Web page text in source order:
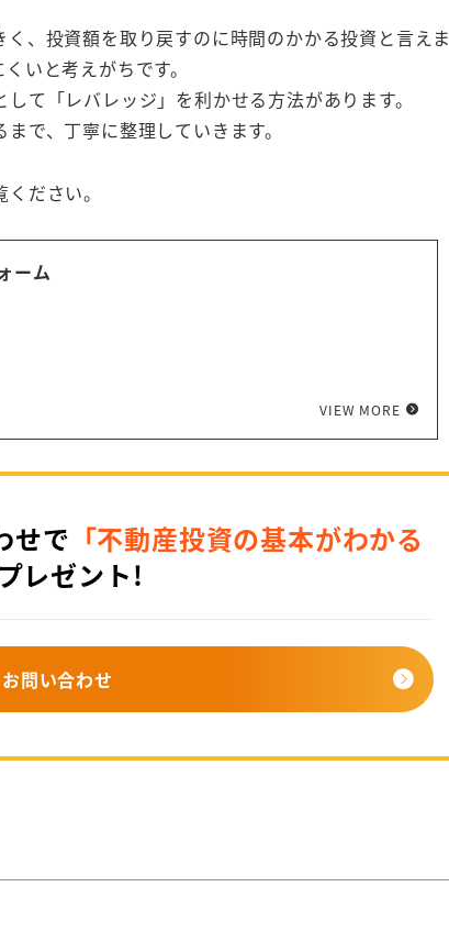
、投資額を取り戻すのに時間のかかる投資と言えま
いと考えがちです。
て「レバレッジ」を利かせる方法があります。
まで、丁寧に整理していきます。
ださい。
ーム
VIEW MORE
せで 「不動産投資の基本がわかる
プレゼント!
問い合わせ